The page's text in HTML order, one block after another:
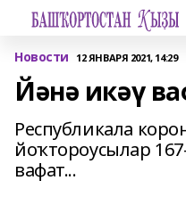
Новости 12 ЯНВАРЯ 2021, 14:29
Йәнә икәү
Республикала
йоҡтороусылар
вафат...